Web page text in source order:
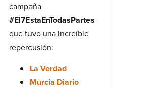
campaña
#El7EstaEnTodasPartes
que tuvo una increíble
repercusión:
La Verdad
Murcia Diario